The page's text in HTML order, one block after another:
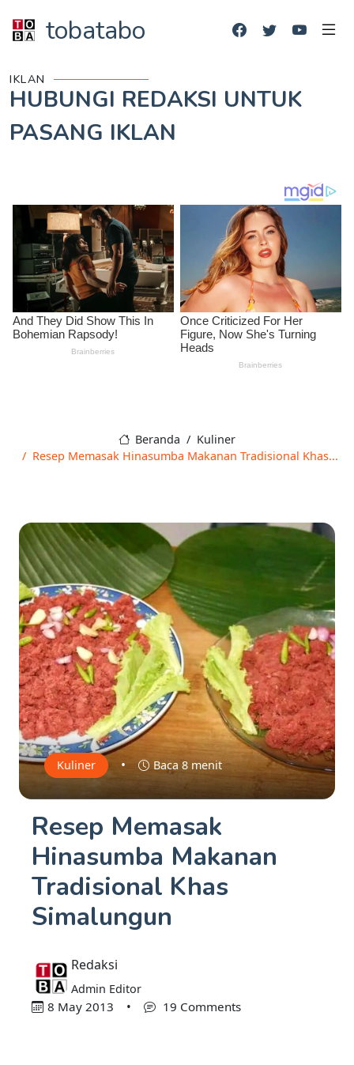
tobatabo
IKLAN
HUBUNGI REDAKSI UNTUK
PASANG IKLAN
Beranda
Kuliner
Resep Memasak Hinasumba Makanan Tradisional Khas...
Kuliner • Baca 8 menit
Resep Memasak
Hinasumba Makanan
Tradisional Khas
Simalungun
Redaksi
Admin Editor
8 May 2013 • 19 Comments